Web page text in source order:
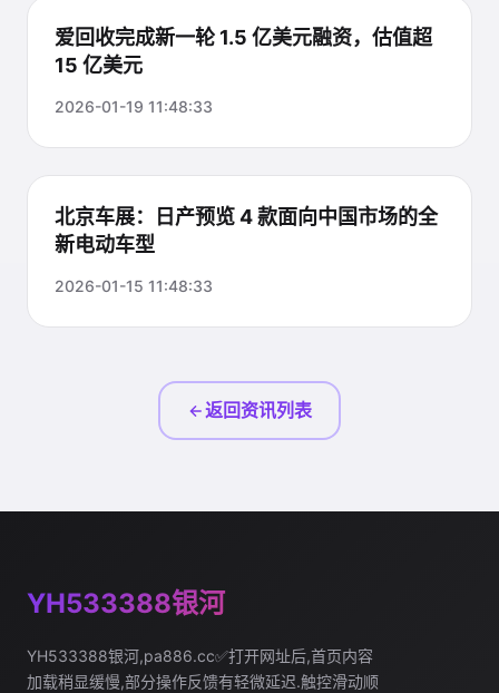
爱回收完成新一轮 1.5 亿美元融资，估值超
15 亿美元
2026-01-19 11:48:33
北京车展：日产预览 4 款面向中国市场的全
新电动车型
2026-01-15 11:48:33
返回资讯列表
YH533388银河
YH533388银河,pa886.cc✅打开网址后,首页内容
加载稍显缓慢,部分操作反馈有轻微延迟.触控滑动顺